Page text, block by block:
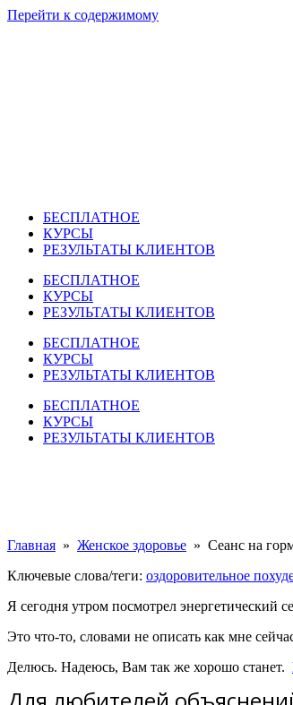
Перейти к содержимому
БЕСПЛАТНОЕ
КУРСЫ
РЕЗУЛЬТАТЫ КЛИЕНТОВ
БЕСПЛАТНОЕ
КУРСЫ
РЕЗУЛЬТАТЫ КЛИЕНТОВ
БЕСПЛАТНОЕ
КУРСЫ
РЕЗУЛЬТАТЫ КЛИЕНТОВ
БЕСПЛАТНОЕ
КУРСЫ
РЕЗУЛЬТАТЫ КЛИЕНТОВ
Главная » Женское здоровье​ » Сеанс на
Ключевые слова/теги: оздоровительное
Я сегодня утром посмотрел энергетический
Это что-то, словами не описать как мне
Делюсь. Надеюсь, Вам так же хорошо станет.